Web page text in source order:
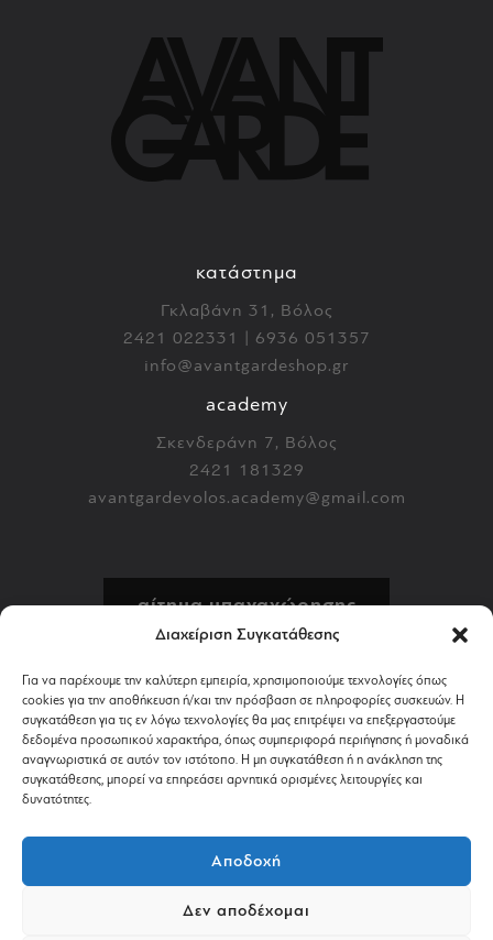
Διαχείριση Συγκατάθεσης
Για να παρέχουμε την καλύτερη εμπειρία, χρησιμοποιούμε τεχνολογίες όπως
cookies για την αποθήκευση ή/και την πρόσβαση σε πληροφορίες συσκευών. Η
συγκατάθεση για τις εν λόγω τεχνολογίες θα μας επιτρέψει να επεξεργαστούμε
δεδομένα προσωπικού χαρακτήρα, όπως συμπεριφορά περιήγησης ή μοναδικά
αναγνωριστικά σε αυτόν τον ιστότοπο. Η μη συγκατάθεση ή η ανάκληση της
συγκατάθεσης, μπορεί να επηρεάσει αρνητικά ορισμένες λειτουργίες και
δυνατότητες.
Αποδοχή
Δεν αποδέχομαι
κατάστημα
Γκλαβάνη 31, Βόλος
2421 022331 | 6936 051357
info@avantgardeshop.gr
academy
Σκενδεράνη 7, Βόλος
2421 181329
avantgardevolos.academy@gmail.com
αίτημα υπαναχώρησης
αποστολή & πληρωμή
όροι χρήσης